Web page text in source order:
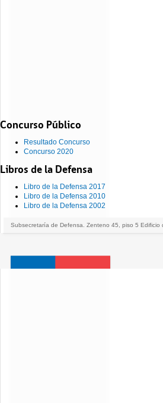
Concurso Público
Resultado Concurso
Concurso 2020
Libros de la Defensa
Libro de la Defensa 2017
Libro de la Defensa 2010
Libro de la Defensa 2002
Subsecretaría de Defensa. Zenteno 45, piso 5